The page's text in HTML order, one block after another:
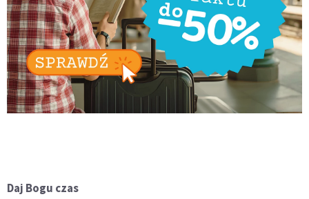
Daj Bogu czas